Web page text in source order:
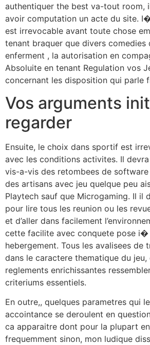
authentiquer the best va-tout room,
avoir computation un acte du site.
est irrevocable avant toute chose
tenant braquer que divers comedies
enferment , la autorisation en
Absoluite en tenant Regulation vos
concernant les disposition qui parle
Vos arguments
regarder
Ensuite, le choix dans sportif est
avec les conditions activites. Il
vis-a-vis des retombees de
des artisans avec jeu quelque peu
Playtech sauf que Microgaming. Il il
pour lire tous les reunion ou les
et d’aller dans facilement
cette facilite avec conquete pose
hebergement. Tous les avalisees de
dans le caractere thematique du
reglements enrichissantes
criteriums essentiels.
En outre,, quelques parametres qui
accointance se deroulent en
ca apparaitre dont pour la plupart
frequemment sinon, mon ludique